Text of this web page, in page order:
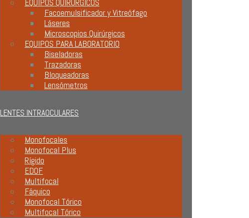
EQUIPOS QUIRÚRGICOS
Facoemulsificador y Vitreófago
Láseres
Microscopios Quirúrgicos
EQUIPOS PARA LABORATORIO
Biseladoras
Trazadoras
Bloqueadoras
Lensómetros
LENTES INTRAOCULARES
Monofocales
Monofocal Plus
Rígido
EDOF
Multifocal
Fáquico
Monofocal Tórico
Multifocal Tórico